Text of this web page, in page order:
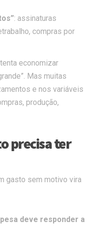
: assinaturas
compras por
economizar
Mas muitas
e nos variáveis
produção,
precisa ter
gasto sem motivo vira
deve responder a